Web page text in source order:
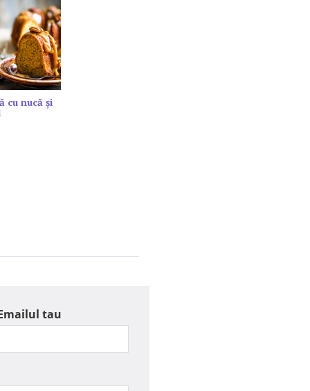
cu nucă și
tau